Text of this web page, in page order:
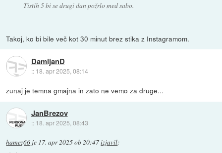
Tistih 5 bi se drugi dan požrlo med sabo.
Takoj, ko bi bile več kot 30 minut brez stika z Instagramom.
DamijanD
:: 18. apr 2025, 08:14
zunaj je temna gmajna in zato ne vemo za druge...
JanBrezov
:: 18. apr 2025, 08:43
hamez66 je 17. apr 2025 ob 20:47izjavil: